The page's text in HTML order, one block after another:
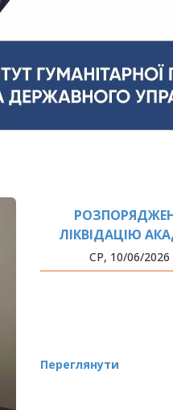
ЛІКВІДАЦІЮ
СР, 10/06/2026
Переглянути